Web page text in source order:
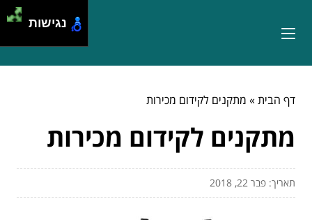
דף הבית» מתקנים לקידום מכירות
מתקנים לקידום מכירות
תאריך: פבר 22, 2018
נגישות